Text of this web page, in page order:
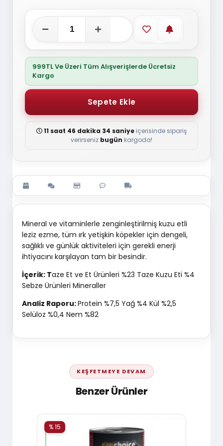
Favorilere ekle
Stoğa
999TL Ve Üzeri Tüm Alışverişlerde Ücretsiz
Kargo
11 saat 46 dakika 34 saniye içerisinde sipariş
verirseniz bugün kargoda!
Mineral ve vitaminlerle zenginleştirilmiş kuzu etli
leziz ezme, tüm ırk yetişkin köpekler için dengeli,
sağlıklı ve günlük aktiviteleri için gerekli enerji
ihtiyacını karşılayan tam bir besindir.
İçerik: Taze Et ve Et Ürünleri %23 Taze Kuzu Eti %4
Sebze Ürünleri Mineraller
Analiz Raporu:Protein %7,5 Yağ %4 Kül %2,5
Selüloz %0,4 Nem %82
KEŞFETMEYE DEVAM
Benzer Ürünler
% 15